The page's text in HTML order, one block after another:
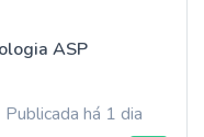
ASP
Publicada há 1 dia